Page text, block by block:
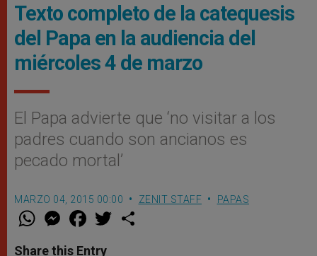
Texto completo de la catequesis
del Papa en la audiencia del
miércoles 4 de marzo
El Papa advierte que ‘no visitar a los
padres cuando son ancianos es
pecado mortal’
MARZO 04, 2015 00:00 ZENIT STAFF PAPAS
W
t
M
e
s
F
a
e
w
Share this Entry